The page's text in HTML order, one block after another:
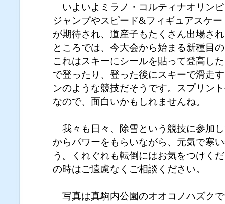
いよいよミラノ・コルティナオリン
ジャンプやスピード&フィギュアスケ
が期待され、道産子もたくさん出場さ
ところでは、今大会から始まる新種目
これはスキーにシールを貼って登高し
で登ったり、登った後にスキーで滑走
ンのような競技だそうです。スプリン
なので、面白いかもしれませんね。
我々も日々、除雪という競技に参加
からパワーをもらいながら、元気で寒
う。くれぐれも転倒にはお気をつけく
の時はご遠慮なくご相談ください。
写真は真駒内公園のオオコノハズク